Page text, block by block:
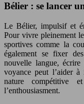
Bélier : se lancer
Le Bélier, impulsif et
Pour vivre pleinement
sportives comme la
également se fixer
nouvelle langue,
voyance peut l’aider
nature compétitive
l’enthousiasment.